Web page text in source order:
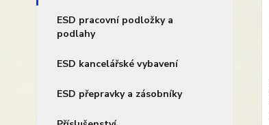
ESD pracovní podložky a
podlahy
ESD kancelářské vybavení
ESD přepravky a zásobníky